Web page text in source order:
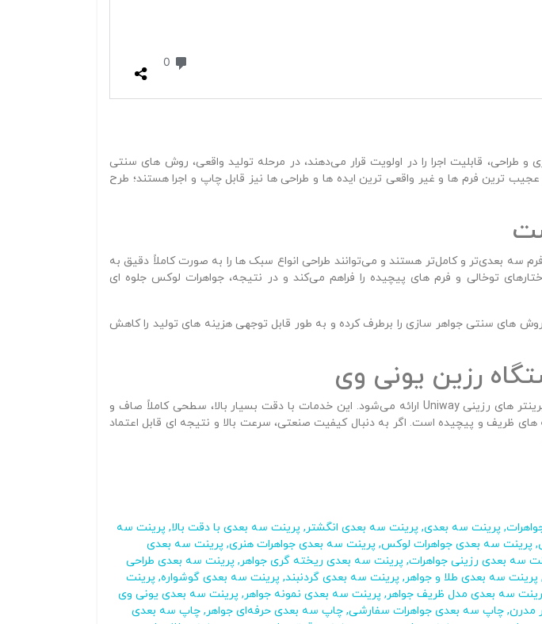
قابلیت اجرا را در اولویت قرار می‌دهند، در مرحله تولید واقعی، روش‌ های سنتی
ترین فرم‌ ها و غیر واقعی‌ ترین ایده‌ ها و طراحی‌ ها نیز قابل چاپ و اجرا هستند؛ طرح‌
سه‌ بعدی‌تر و کامل‌تر هستند و می‌توانند طراحی انواع سبک‌ ها را به‌ صورت کاملاً دقیق به
توخالی و فرم‌ های پیچیده را فراهم می‌کند و در نتیجه، جواهرات لوکس جلوه‌ ای
روش‌ های سنتی جواهر سازی را برطرف کرده و به‌ طور قابل توجهی هزینه‌ های تولید را کاهش
رزین یونی وی
خدمات پرینت سه‌ بعدی طلا و جواهر با استفاده از جدید ترین پرینتر های رزینی Uniway ارائه می‌شود. این خدمات با دقت بسیار بالا، سطحی کاملاً صاف و
ظریف و پیچیده است. اگر به‌ دنبال کیفیت صنعتی، سرعت بالا و نتیجه‌ ای قابل‌ اعتماد
, پرینت سه بعدی, پرینت سه بعدی انگشتر, پرینت سه بعدی با دقت بالا, پرینت سه
, پرینت سه بعدی جواهرات لوکس, پرینت سه بعدی جواهرات هنری, پرینت سه بعدی
سه بعدی رزینی جواهرات, پرینت سه بعدی ریخته گری جواهر, پرینت سه بعدی طراحی
, پرینت سه‌ بعدی طلا و جواهر, پرینت سه بعدی گردنبند, پرینت سه بعدی گوشواره, پرینت
سه بعدی مدل ظریف جواهر, پرینت سه بعدی نمونه جواهر, پرینت سه بعدی یونی وی
مدرن, چاپ سه بعدی جواهرات سفارشی, چاپ سه بعدی حرفه‌ای جواهر, چاپ سه بعدی